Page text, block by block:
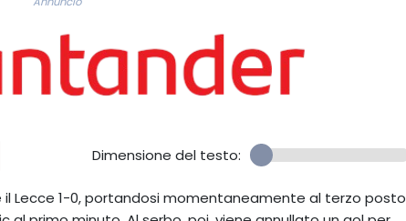
Dimensione del testo:
Lecce 1-0, portandosi momentaneamente al terzo posto